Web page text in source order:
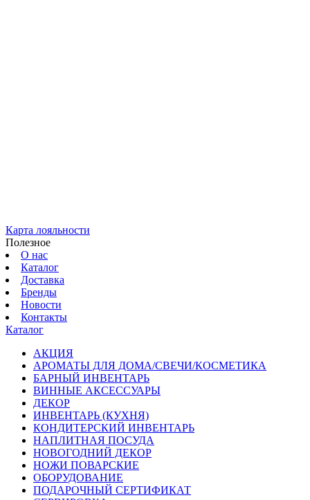
Карта лояльности
Полезное
О нас
Каталог
Доставка
Бренды
Новости
Контакты
Каталог
АКЦИЯ
АРОМАТЫ ДЛЯ ДОМА/СВЕЧИ/КОСМЕТИКА
БАРНЫЙ ИНВЕНТАРЬ
ВИННЫЕ АКСЕССУАРЫ
ДЕКОР
ИНВЕНТАРЬ (КУХНЯ)
КОНДИТЕРСКИЙ ИНВЕНТАРЬ
НАПЛИТНАЯ ПОСУДА
НОВОГОДНИЙ ДЕКОР
НОЖИ ПОВАРСКИЕ
ОБОРУДОВАНИЕ
ПОДАРОЧНЫЙ СЕРТИФИКАТ